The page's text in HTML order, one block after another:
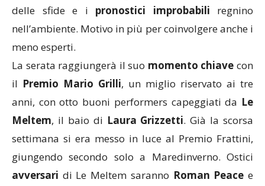
delle sfide e i pronostici improbabili regnino
nell’ambiente. Motivo in più per coinvolgere anche i
meno esperti.
La serata raggiungerà il suo momento chiave con
il Premio Mario Grilli, un miglio riservato ai tre
anni, con otto buoni performers capeggiati da Le
Meltem, il baio di Laura Grizzetti. Già la scorsa
settimana si era messo in luce al Premio Frattini,
giungendo secondo solo a Maredinverno. Ostici
avversari di Le Meltem saranno Roman Peace e